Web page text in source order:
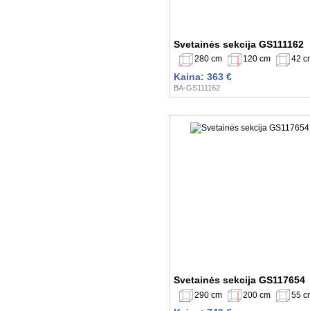
Svetainės sekcija GS111162
280 cm 120 cm 42
Kaina: 363 €
BA-GS111162
Svetainės sekcija GS117654
290 cm 200 cm 55